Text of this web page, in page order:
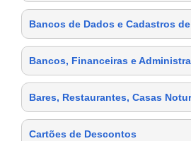
Bancos de Dados e Cadastros
Bancos, Financeiras e
Bares, Restaurantes, Casas
Cartões de Descontos